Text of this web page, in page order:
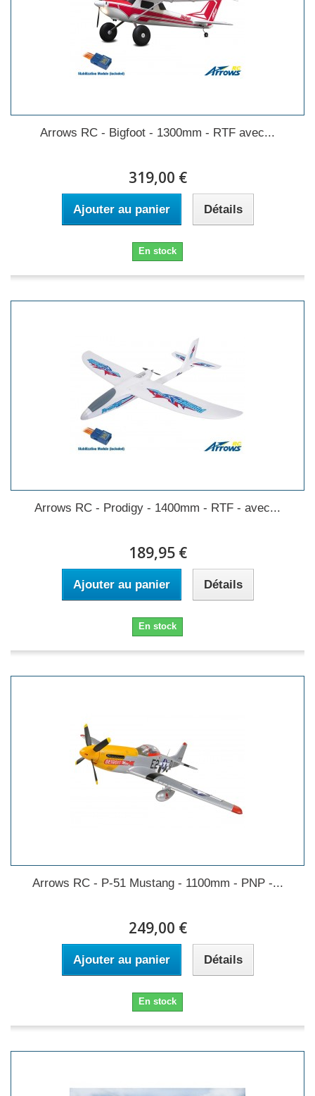
Arrows RC - Bigfoot - 1300mm - RTF avec...
319,00 €
Ajouter au panier Détails
En stock
Arrows RC - Prodigy - 1400mm - RTF - avec...
189,95 €
Ajouter au panier Détails
En stock
Arrows RC - P-51 Mustang - 1100mm - PNP -...
249,00 €
Ajouter au panier Détails
En stock